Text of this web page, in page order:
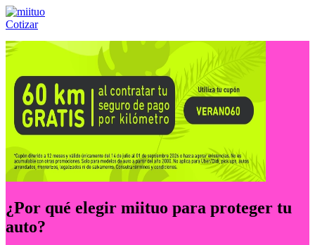
Cotizar
Llámanos al:(55) 84-21-05-00 ó
¿Por qué elegir miituo para proteger tu
auto?